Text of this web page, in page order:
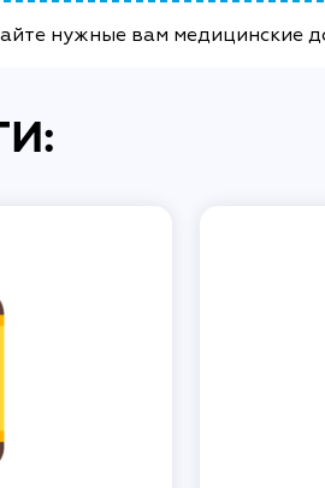
нужные вам медицинские